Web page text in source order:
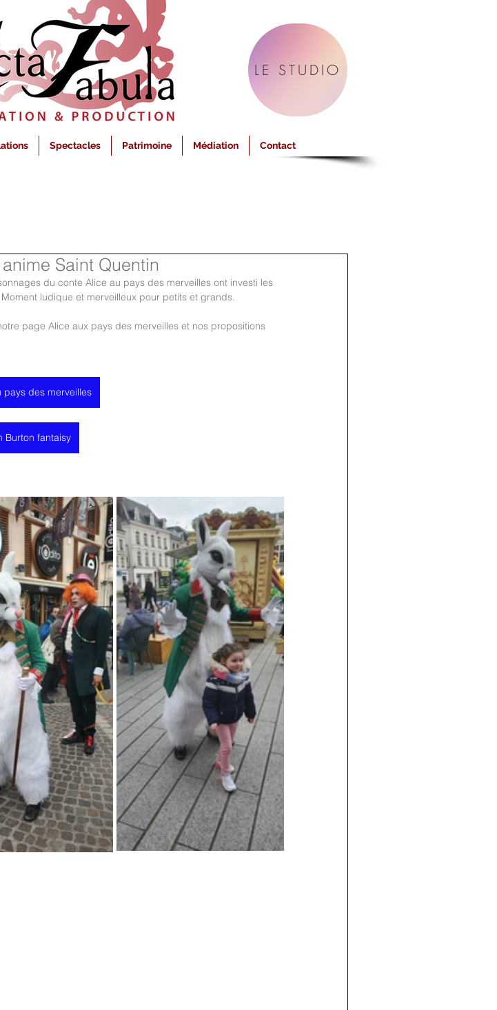
Spectacles Patrimoine Médiation Contact
LE STUDIO
PARTY
Recipe Exchange @ 9pm!
Saint Quentin
du conte Alice au pays des merveilles ont investi les
ludique et merveilleux pour petits et grands.
page Alice aux pays des merveilles et nos propositions
pays des merveilles
Burton fantaisy